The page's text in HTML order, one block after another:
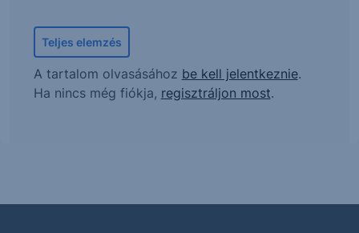
Teljes elemzés
A tartalom olvasásához be kell jelentkeznie.
Ha nincs még fiókja, regisztráljon most.